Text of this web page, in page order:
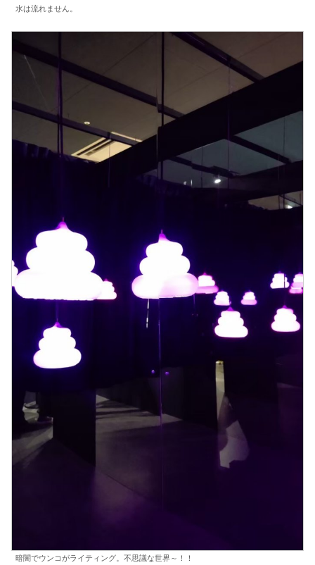
水は流れません。
暗闇でウンコがライティング。不思議な世界～！！